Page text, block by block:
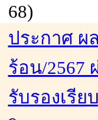
68)
ประกาศ ผ
ร้อน/2567
รับรองเรี